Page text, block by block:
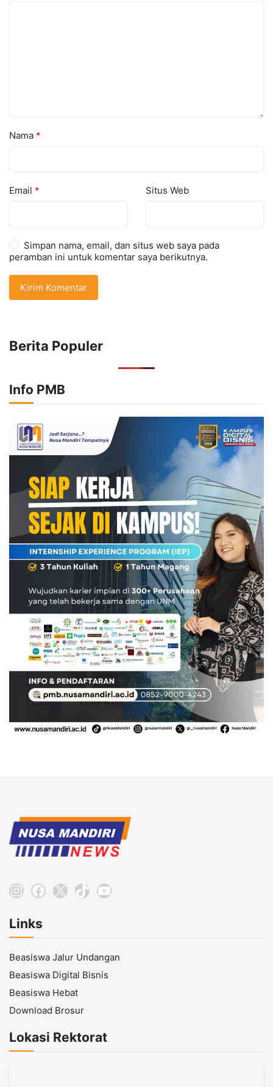
Nama *
Email * Situs Web
Simpan nama, email, dan situs web saya pada
peramban ini untuk komentar saya berikutnya.
Berita Populer
Info PMB
Instagram
Facebook
X TikTokYouTube
Links
Beasiswa Jalur Undangan
Beasiswa Digital Bisnis
Beasiswa Hebat
Download Brosur
Lokasi Rektorat